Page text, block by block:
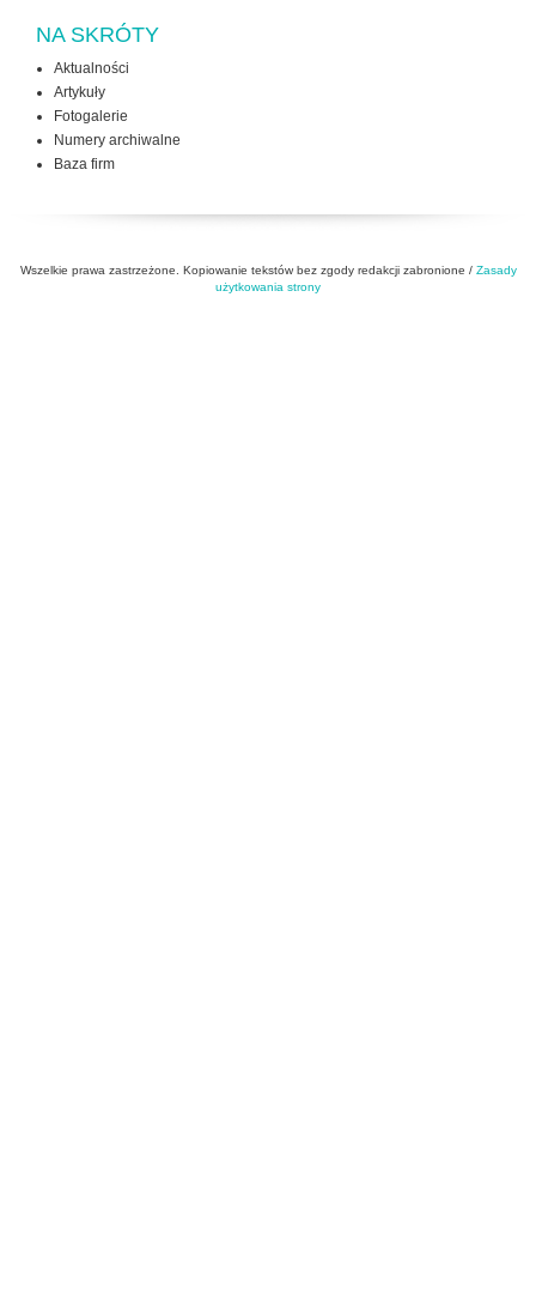
NA SKRÓTY
Aktualności
Artykuły
Fotogalerie
Numery archiwalne
Baza firm
Wszelkie prawa zastrzeżone. Kopiowanie tekstów bez zgody redakcji zabronione / Zasady
użytkowania strony